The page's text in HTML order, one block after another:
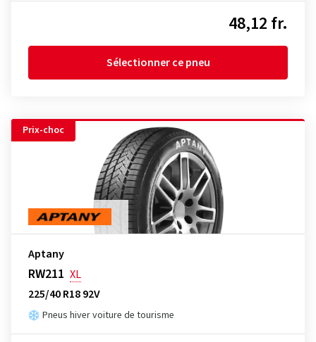
48,12 fr.
Sélectionner ce pneu
Prix-choc
Aptany
RW211 XL
225/40 R18 92V
Pneus hiver voiture de tourisme